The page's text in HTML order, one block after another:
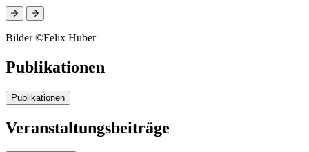
Bilder ©Felix Huber
Publikationen
Publikationen
Veranstaltungsbeiträge